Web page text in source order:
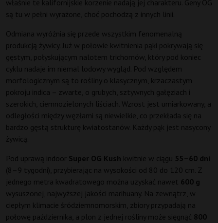
właśnie te kalifornijskie korzenie nadają jej charakteru. Geny OG
są tu w pełni wyrażone, choć pochodzą z innych linii.
Odmiana wyróżnia się przede wszystkim fenomenalną
produkcją żywicy. Już w połowie kwitnienia pąki pokrywają się
gęstym, połyskującym nalotem trichomów, który pod koniec
cyklu nadaje im niemal lodowy wygląd. Pod względem
morfologicznym są to rośliny o klasycznym, krzaczastym
pokroju indica – zwarte, o grubych, sztywnych gałęziach i
szerokich, ciemnozielonych liściach. Wzrost jest umiarkowany, a
odległości między węzłami są niewielkie, co przekłada się na
bardzo gęstą strukturę kwiatostanów. Każdy pąk jest nasycony
żywicą.
Pod uprawą indoor Super OG Kush kwitnie w ciągu 55–60 dni
(8–9 tygodni), przybierając na wysokości od 80 do 120 cm. Z
jednego metra kwadratowego można uzyskać nawet 600 g
wysuszonej, najwyższej jakości marihuany. Na zewnątrz, w
ciepłym klimacie śródziemnomorskim, zbiory przypadają na
połowę października, a plon z jednej rośliny może sięgnąć 800